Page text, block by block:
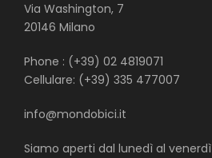
Via Washington, 7
20146 Milano
Phone : (+39) 02 4819071
Cellulare: (+39) 335 477007
info@mondobici.it
Siamo aperti dal lunedì al venerdì